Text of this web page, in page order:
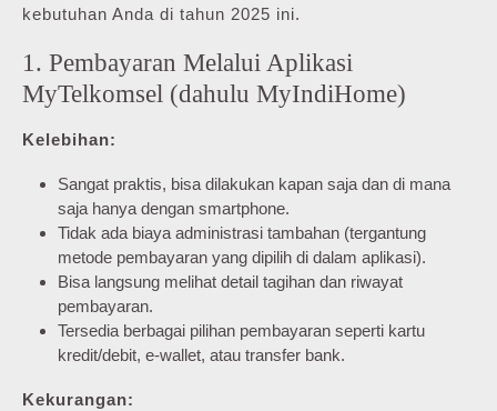
kebutuhan Anda di tahun 2025 ini.
1. Pembayaran Melalui Aplikasi
MyTelkomsel (dahulu MyIndiHome)
Kelebihan:
Sangat praktis, bisa dilakukan kapan saja dan di mana
saja hanya dengan smartphone.
Tidak ada biaya administrasi tambahan (tergantung
metode pembayaran yang dipilih di dalam aplikasi).
Bisa langsung melihat detail tagihan dan riwayat
pembayaran.
Tersedia berbagai pilihan pembayaran seperti kartu
kredit/debit, e-wallet, atau transfer bank.
Kekurangan: